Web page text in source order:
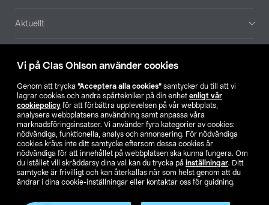
Vi på Clas Ohlson använder cookies
Genom att trycka ”Acceptera alla cookies” samtycker du till att vi
lagrar cookies och andra spårtekniker på din enhet enligt vår
cookiepolicy för att förbättra upplevelsen på vår webbplats,
analysera webbplatsens användning samt anpassa våra
marknadsföringsinsatser. Vi använder fyra kategorier av cookies:
nödvändiga, funktionella, analys och annonsering. För nödvändiga
cookies krävs inte ditt samtycke eftersom dessa cookies är
nödvändiga för att innehållet på webbplatsen ska kunna fungera. Om
du istället vill skräddarsy dina val kan du trycka på inställningar. Ditt
samtycke är frivilligt och kan återkallas när som helst genom att du
ändrar i dina cookie-inställningar eller kontaktar oss för guidning.
Aktuellt
Hitta butik
SE NO FI